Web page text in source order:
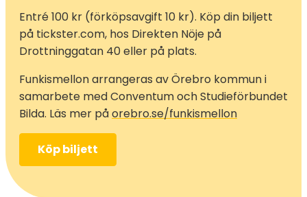
Entré 100 kr (förköpsavgift 10 kr). Köp din biljett
på tickster.com, hos Direkten Nöje på
Drottninggatan 40 eller på plats.
Funkismellon arrangeras av Örebro kommun i
samarbete med Conventum och Studieförbundet
Bilda. Läs mer påorebro.se/funkismellon
Köp biljett